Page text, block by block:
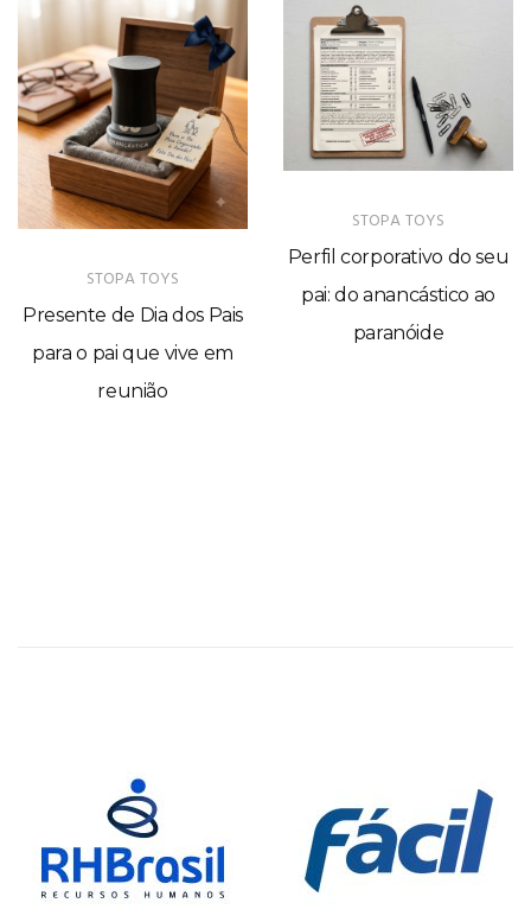
STOPA TOYS
Presente de Dia dos Pais
para o pai que vive em
reunião
STOPA TOYS
Perfil corporativo do seu
pai: do anancástico ao
paranóide